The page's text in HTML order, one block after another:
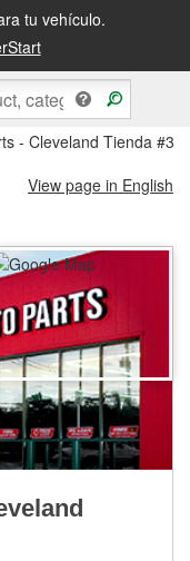
tu vehículo.
en la tienda
- Cleveland Tienda
View page in English